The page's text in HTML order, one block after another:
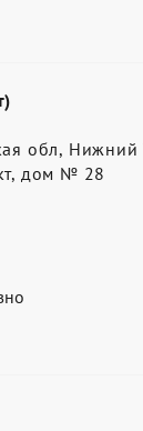
обл, Нижний
дом № 28